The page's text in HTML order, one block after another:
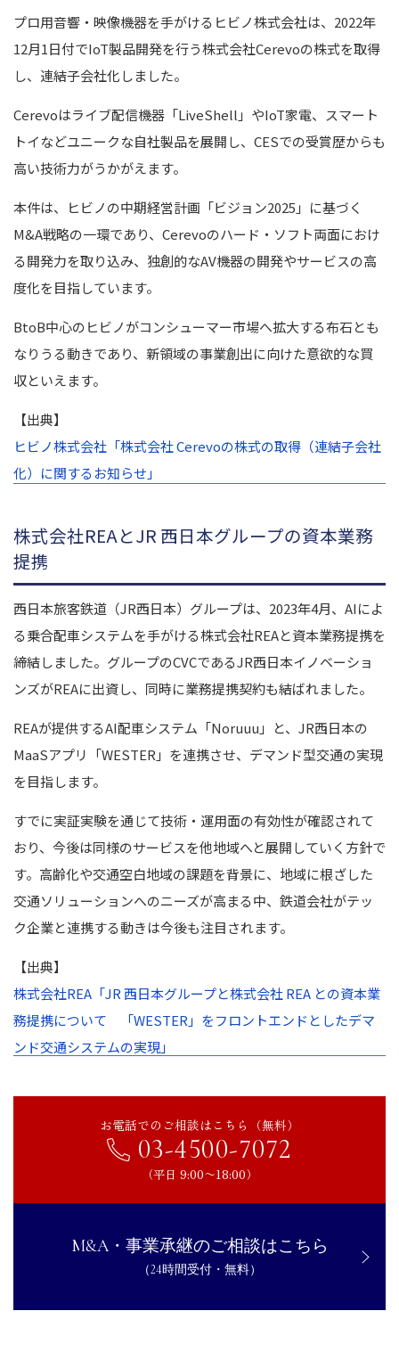
プロ用音響・映像機器を手がけるヒビノ株式会社は、2022年
12月1日付でIoT製品開発を行う株式会社Cerevoの株式を取得
し、連結子会社化しました。
Cerevoはライブ配信機器「LiveShell」やIoT家電、スマート
トイなどユニークな自社製品を展開し、CESでの受賞歴からも
高い技術力がうかがえます。
本件は、ヒビノの中期経営計画「ビジョン2025」に基づく
M&A戦略の一環であり、Cerevoのハード・ソフト両面におけ
る開発力を取り込み、独創的なAV機器の開発やサービスの高
度化を目指しています。
BtoB中心のヒビノがコンシューマー市場へ拡大する布石とも
なりうる動きであり、新領域の事業創出に向けた意欲的な買
収といえます。
【出典】
ヒビノ株式会社「株式会社 Cerevoの株式の取得（連結子会社
化）に関するお知らせ」
株式会社REAとJR 西日本グループの資本業務
提携
西日本旅客鉄道（JR西日本）グループは、2023年4月、AIによ
る乗合配車システムを手がける株式会社REAと資本業務提携を
締結しました。グループのCVCであるJR西日本イノベーショ
ンズがREAに出資し、同時に業務提携契約も結ばれました。
REAが提供するAI配車システム「Noruuu」と、JR西日本の
MaaSアプリ「WESTER」を連携させ、デマンド型交通の実現
を目指します。
すでに実証実験を通じて技術・運用面の有効性が確認されて
おり、今後は同様のサービスを他地域へと展開していく方針で
す。高齢化や交通空白地域の課題を背景に、地域に根ざした
交通ソリューションへのニーズが高まる中、鉄道会社がテッ
ク企業と連携する動きは今後も注目されます。
【出典】
株式会社REA「JR 西日本グループと株式会社 REA との資本業
務提携について 「WESTER」をフロントエンドとしたデマ
ンド交通システムの実現」
お電話でのご相談はこちら（無料）
03-4500-7072
（平日 9:00〜18:00）
M&A・事業承継のご相談はこちら
（24時間受付・無料）